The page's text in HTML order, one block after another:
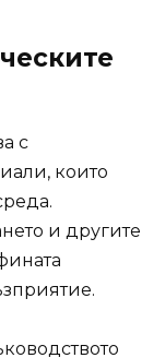
с
които
и другите